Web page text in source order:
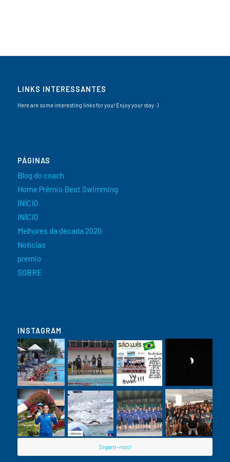
LINKS INTERESSANTES
Here are some interesting links for you! Enjoy your stay :)
PÁGINAS
Blog do coach
Home Prêmio Best Swimming
INÍCIO
INÍCIO
Melhores da década 2020
Notícias
premio
SOBRE
INSTAGRAM
Sigam-nos!